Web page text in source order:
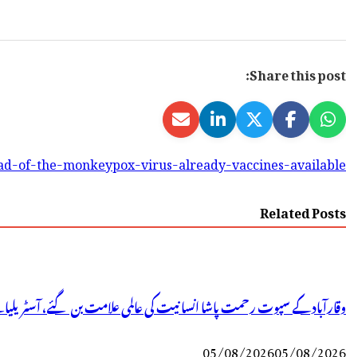
Share this post:
the-monkeypox-virus-already-vaccines-available-
Related Posts
وقارآباد کے سپوت رحمت پاشا انسانیت کی عالمی علامت بن گئے،
05/08/202605/08/2026